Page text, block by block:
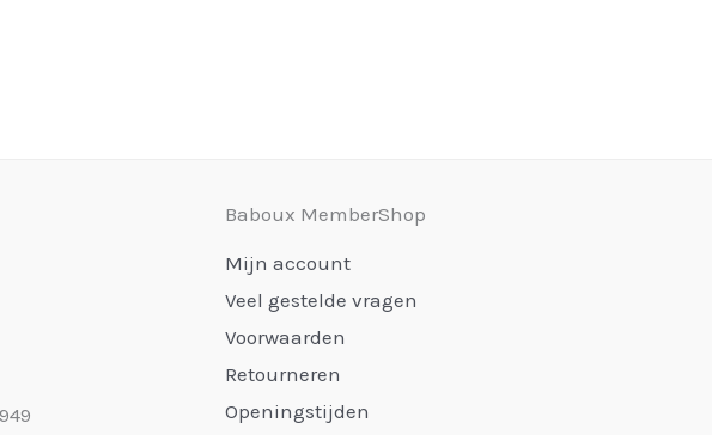
Baboux MemberShop
Mijn account
Veel gestelde vragen
Voorwaarden
Retourneren
Openingstijden